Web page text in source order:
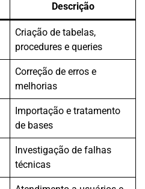
Descrição
Criação de tabelas,
procedures e queries
Correção de erros e
melhorias
Importação e tratamento
de bases
Investigação de falhas
técnicas